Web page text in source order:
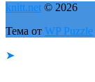
knitt.net © 2026
Тема от WP Puzzle
➤